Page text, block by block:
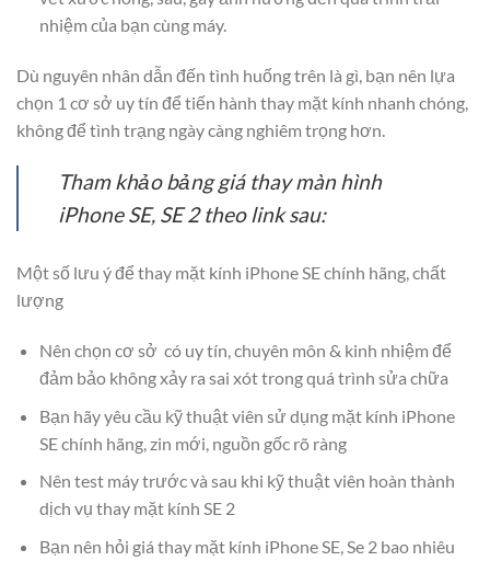
nhiệm của bạn cùng máy.
Dù nguyên nhân dẫn đến tình huống trên là gì, bạn nên lựa
chọn 1 cơ sở uy tín để tiến hành thay mặt kính nhanh chóng,
không để tình trạng ngày càng nghiêm trọng hơn.
Tham khảo bảng giá thay màn hình
iPhone SE, SE 2 theo link sau:
Một số lưu ý để thay mặt kính iPhone SE chính hãng, chất
lượng
Nên chọn cơ sở có uy tín, chuyên môn & kinh nhiệm để
đảm bảo không xảy ra sai xót trong quá trình sửa chữa
Bạn hãy yêu cầu kỹ thuật viên sử dụng mặt kính iPhone
SE chính hãng, zin mới, nguồn gốc rõ ràng
Nên test máy trước và sau khi kỹ thuật viên hoàn thành
dịch vụ thay mặt kính SE 2
Bạn nên hỏi giá thay mặt kính iPhone SE, Se 2 bao nhiêu